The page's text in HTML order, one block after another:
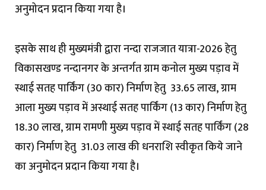
अनुमोदन प्रदान किया गया है।
इसके साथ ही मुख्यमंत्री द्वारा नन्दा राजजात यात्रा-2026 हेतु
विकासखण्ड नन्दानगर के अन्तर्गत ग्राम कनोल मुख्य पड़ाव में
स्थाई सतह पार्किंग (30 कार) निर्माण हेतु ₹ 33.65 लाख, ग्राम
आला मुख्य पड़ाव में अस्थाई सतह पार्किंग (13 कार) निर्माण हेतु ₹
18.30 लाख, ग्राम रामणी मुख्य पड़ाव में स्थाई सतह पार्किंग (28
कार) निर्माण हेतु ₹ 31.03 लाख की धनराशि स्वीकृत किये जाने
का अनुमोदन प्रदान किया गया है।